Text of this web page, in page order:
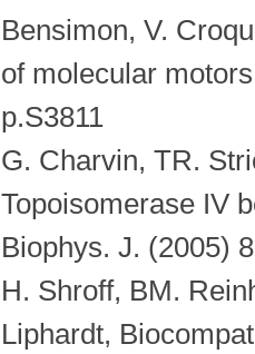
Bensimon, V.
of molecular
p.S3811
G. Charvin, TR.
Topoisomerase IV
Biophys. J. (2005)
H. Shroff, BM.
Liphardt,